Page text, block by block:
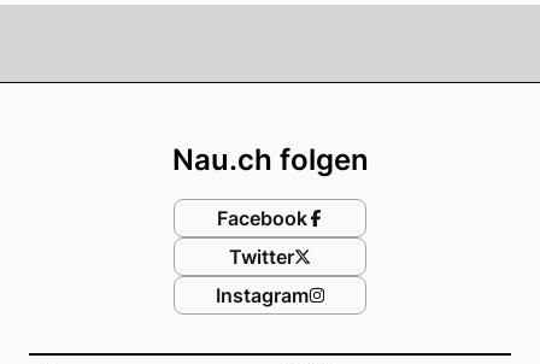
Nau.ch folgen
Facebook
Twitter
Instagram